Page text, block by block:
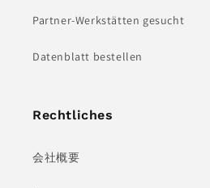
Partner-Werkstätten gesucht
Datenblatt bestellen
Rechtliches
会社概要